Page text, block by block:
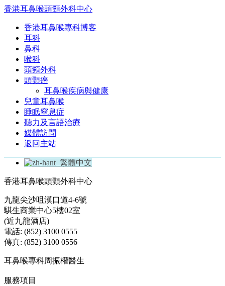
香港耳鼻喉頭頸外科中心
香港耳鼻喉專科博客
耳科
鼻科
喉科
頭頸外科
頭頸癌
耳鼻喉疾病與健康
兒童耳鼻喉
睡眠窒息症
聽力及言語治療
媒體訪問
返回主站
繁體中文
香港耳鼻喉頭頸外科中心
九龍尖沙咀漢口道4-6號
騏生商業中心5樓02室
(近九龍酒店)
電話: (852) 3100 0555
傳真: (852) 3100 0556
耳鼻喉專科周振權醫生
服務項目